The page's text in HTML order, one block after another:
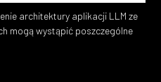
architektury aplikacji LLM ze
mogą wystąpić poszczególne